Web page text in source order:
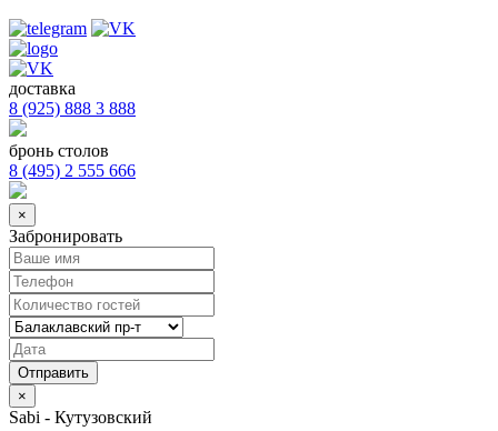
доставка
8 (925) 888 3 888
бронь столов
8 (495) 2 555 666
×
Забронировать
×
Sabi - Кутузовский